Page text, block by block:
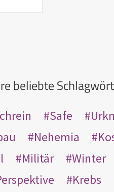
beliebte
Safe
Nehemia
Militär Winter
Krebs